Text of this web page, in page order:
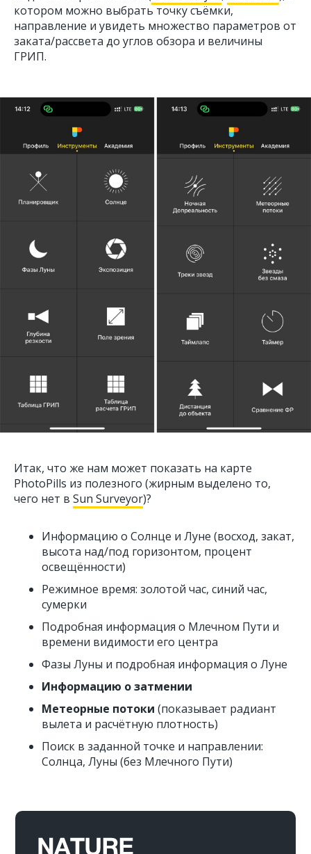
котором можно выбрать точку съёмки,
направление и увидеть множество параметров от
заката/рассвета до углов обзора и величины
ГРИП.
Итак, что же нам может показать на карте
PhotoPills из полезного (жирным выделено то,
чего нет в Sun Surveyor)?
Информацию о Солнце и Луне (восход, закат,
высота над/под горизонтом, процент
освещённости)
Режимное время: золотой час, синий час,
сумерки
Подробная информация о Млечном Пути и
времени видимости его центра
Фазы Луны и подробная информация о Луне
Информацию о затмении
Метеорные потоки (показывает радиант
вылета и расчётную плотность)
Поиск в заданной точке и направлении:
Солнца, Луны (без Млечного Пути)